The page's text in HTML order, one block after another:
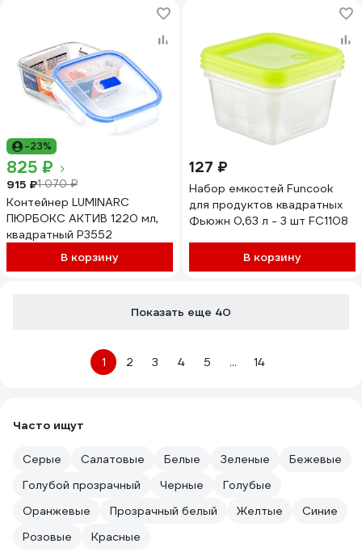
-23%
825 ₽
915 ₽1 070 ₽
Контейнер LUMINARC
ПЮРБОКС АКТИВ 1220 мл,
квадратный P3552
В корзину
127 ₽
Набор емкостей Funcook
для продуктов квадратных
Фьюжн 0,63 л - 3 шт FC1108
В корзину
Показать еще 40
1 2 3 4 5 ... 14
Часто ищут
Серые Салатовые Белые Зеленые
Бежевые
Голубой прозрачный
Черные
Голубые
Оранжевые
Прозрачный белый Желтые
Синие
Розовые
Красные